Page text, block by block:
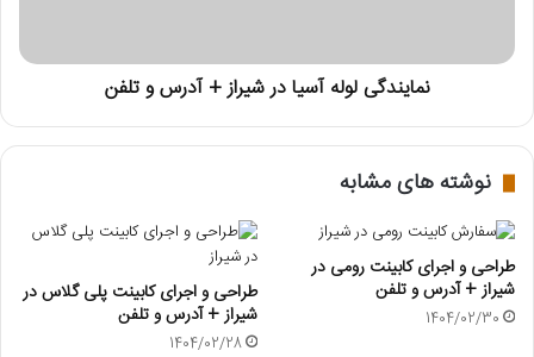
نمایندگی لوله آسیا در شیراز + آدرس و تلفن
نوشته های مشابه
طراحی و اجرای کابینت رومی در
شیراز + آدرس و تلفن
1404/02/30
طراحی و اجرای کابینت پلی گلاس در
شیراز + آدرس و تلفن
1404/02/28